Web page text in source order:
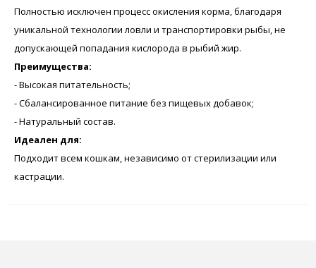
Полностью исключен процесс окисления корма, благодаря
уникальной технологии ловли и транспортировки рыбы, не
допускающей попадания кислорода в рыбий жир.
Преимущества:
- Высокая питательность;
- Сбалансированное питание без пищевых добавок;
- Натуральный состав.
Идеален для:
Подходит всем кошкам, независимо от стерилизации или
кастрации.